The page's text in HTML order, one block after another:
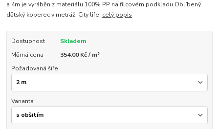
a 4m je vyráběn z materiálu 100% PP na filcovém podkladu Oblíbený
dětský koberec v metráži City life. celý popis
Dostupnost
Skladem
Měrná cena
354,00 Kč / m²
Požadovaná šíře
Varianta